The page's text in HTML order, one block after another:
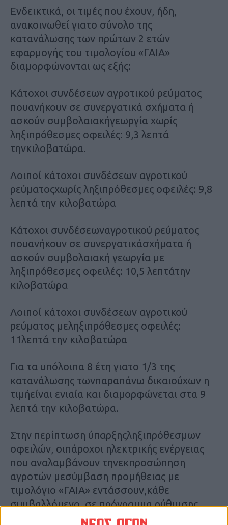
Ενδεικτικά, οι τιμές που έχουν, ήδη,
ανακοινωθεί γιατο σύνολο της
κατανάλωσης των πρώτων 2 ετών
εφαρμογής του τιμολογίου «ΓΑΙΑ»
διαμορφώνονται ως εξής:
Κάτοχοι συνδέσεων αγροτικού ρεύματος
πουανήκουν σε συνεργατικά σχήματα ή
ασκούν συμβολαιακήγεωργία χωρίς
ληξιπρόθεσμες οφειλές: 9,3 λεπτά
τηνκιλοβατώρα.
Λοιποί κάτοχοι συνδέσεων αγροτικού
ρεύματοςχωρίς ληξιπρόθεσμες οφειλές: 9,8
λεπτά την κιλοβατώρα
Κάτοχοι συνδέσεωναγροτικού ρεύματος
πουανήκουν σε συνεργατικάσχήματα ή
ασκούν συμβολαιακή γεωργία με
ληξιπρόθεσμες οφειλές: 10,5 λεπτάτην
κιλοβατώρα
Λοιποί κάτοχοι συνδέσεων αγροτικού
ρεύματος μεληξιπρόθεσμες οφειλές:
11λεπτά την κιλοβατώρα
Για τα υπόλοιπα 8 έτη γιατο 1/3 της
κατανάλωσης τωνπαραπάνω δικαιούχων η
τιμήείναι ενιαία και διαμορφώνεται στα 9
λεπτά την κιλοβατώρα.
Στην περίπτωση ύπαρξηςληξιπρόθεσμων
οφειλών, οιπάροχοι ηλεκτρικής ενέργειας
που αναλαμβάνουν τηνεκπροσώπηση
αγροτών μεσύμβαση προμήθειας με
τιμολόγιο «ΓΑΙΑ» εντάσσουν,κάθε
συμβαλλόμενο, σε πρόγραμμα ρύθμισης
οφειλώνΓια την υπόλοιπη κατανάλωση (2/3)